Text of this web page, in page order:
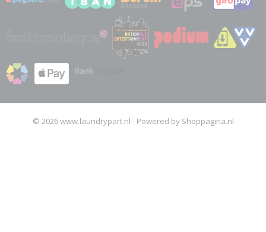
© 2026 www.laundrypart.nl - Powered by Shoppagina.nl